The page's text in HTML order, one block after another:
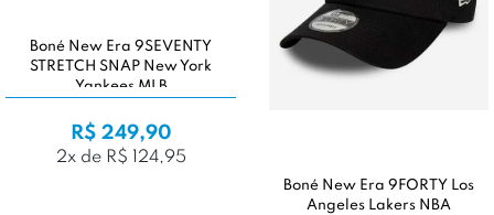
Boné New Era 9SEVENTY
STRETCH SNAP New York
Yankees MLB
R$ 249,90
2x de R$ 124,95
Boné New Era 9FORTY Los
Angeles Lakers NBA